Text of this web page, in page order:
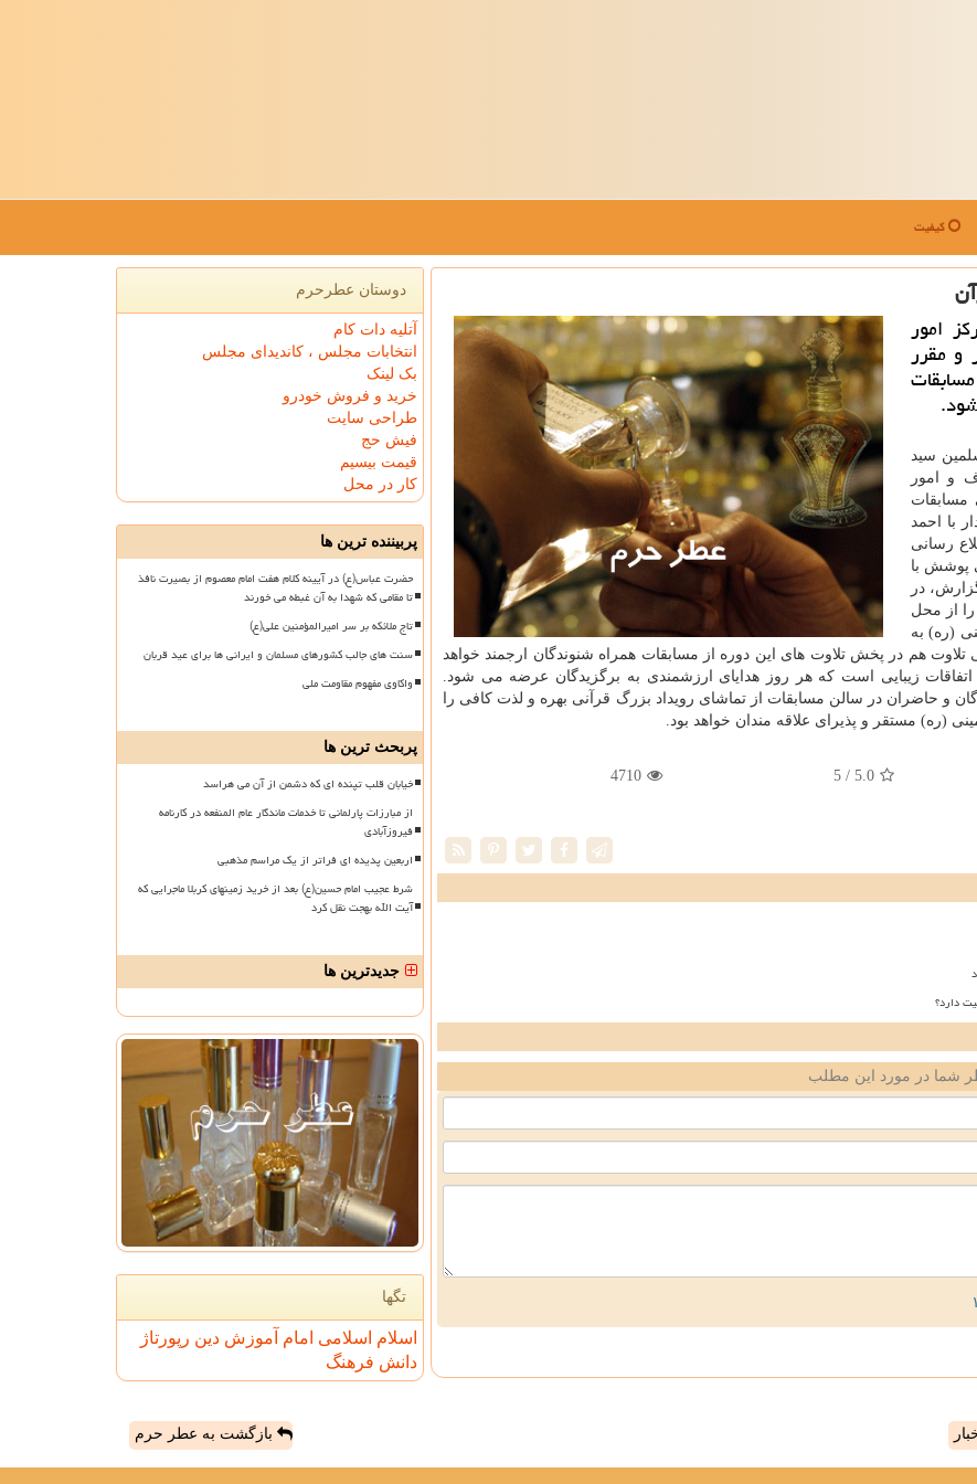
کیفیت
امور
و مقرر
سید
و امور
مسابقات
با احمد
رسانی
پوشش با
در
از محل
(ره) به
تلاوت هم در پخش تلاوت های این دوره از مسابقات همراه شنوندگان ارجمند خواهد
زیبایی است كه هر روز هدایای ارزشمندی به برگزیدگان عرضه می شود.
و حاضران در سالن مسابقات از تماشای رویداد بزرگ قرآنی بهره و لذت كافی را
(ره) مستقر و پذیرای علاقه مندان خواهد بود.
5.0
/ 5
4710
دارد؟
شما در مورد این مطلب
دوستان عطرحرم
آتلیه دات کام
انتخابات مجلس ، کاندیدای مجلس
بک لینک
خرید و فروش خودرو
طراحی سایت
فیش حج
قیمت بیسیم
کار در محل
پربیننده ترین ها
حضرت عباس(ع) در آیینه کلام هفت امام معصوم از بصیرت نافذ
تا مقامی که شهدا به آن غبطه می خورند
تاج ملائکه بر سر امیرالمؤمنین علی(ع)
سنت های جالب کشورهای مسلمان و ایرانی ها برای عید قربان
واکاوی مفهوم مقاومت ملی
پربحث ترین ها
خیابان قلب تپنده ای که دشمن از آن می هراسد
از مبارزات پارلمانی تا خدمات ماندگار عام المنفعه در کارنامه
فیروزآبادی
اربعین پدیده ای فراتر از یک مراسم مذهبی
شرط عجیب امام حسین(ع) بعد از خرید زمینهای کربلا ماجرایی که
آیت الله بهجت نقل کرد
جدیدترین ها
تگها
اسلام اسلامی امام آموزش دین رپورتاژ
دانش فرهنگ
بازگشت به عطر حرم